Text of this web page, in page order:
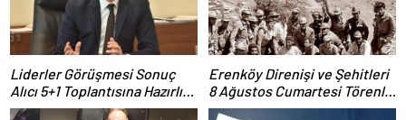
Liderler Görüşmesi Sonuç
Alıcı 5+1 Toplantısına Hazırlık
Niteliğinde
Erenköy Direnişi ve Şehitleri
8 Ağustos Cumartesi Törenle
Anılacak